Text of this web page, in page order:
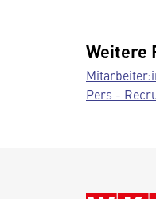
Weitere
Pers -